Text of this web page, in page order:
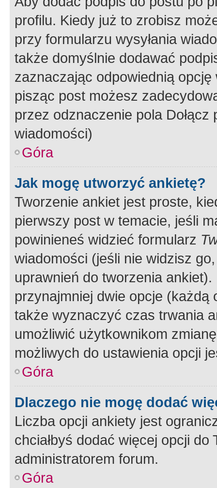
profilu. Kiedy już to zrobisz
przy formularzu wysyłania
także domyślnie dodawać
zaznaczając odpowiednią
pisząc post możesz
przez odznaczenie pola
wiadomości)
Góra
Jak mogę utworzyć ankietę?
Tworzenie ankiet jest proste,
pierwszy post w temacie, jeśli
powinieneś widzieć formularz
wiadomości (jeśli nie widzisz
uprawnień do tworzenia
przynajmniej dwie opcje
także wyznaczyć czas trwania
umożliwić użytkownikom
możliwych do ustawienia opcji
Góra
Dlaczego nie mogę dodać
Liczba opcji ankiety jest
chciałbyś dodać więcej opcji
administratorem forum.
Góra